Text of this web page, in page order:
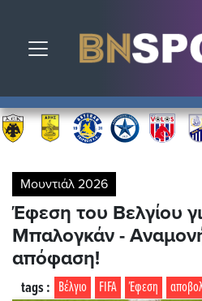
Toggle navigation
Μουντιάλ 2026
Έφεση του Βελγίου
Μπαλογκάν - Αναμονή
απόφαση!
Έφεση
FIFA
Βέλγιο
tags :